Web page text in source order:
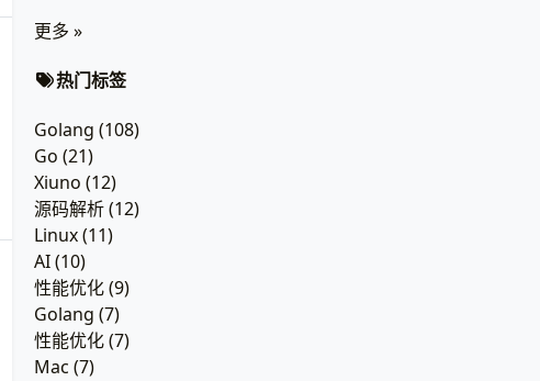
更多 »
热门标签
Golang (108)
Go (21)
Xiuno (12)
源码解析(12)
Linux(11)
AI(10)
性能优化(9)
Golang (7)
性能优化(7)
Mac (7)